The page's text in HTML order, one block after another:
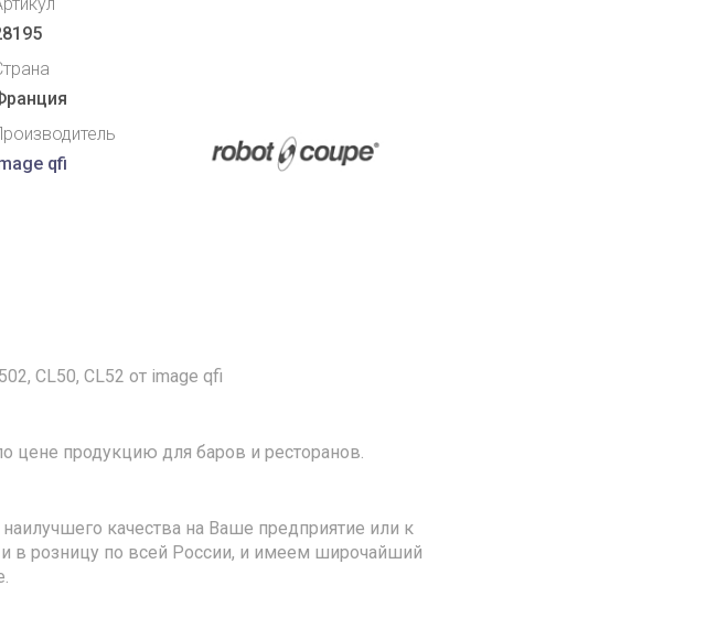
qfi
CL50, CL52 от image qfi
цене продукцию для баров и ресторанов.
качества на Ваше предприятие или к
в розницу по всей России, и имеем широчайший